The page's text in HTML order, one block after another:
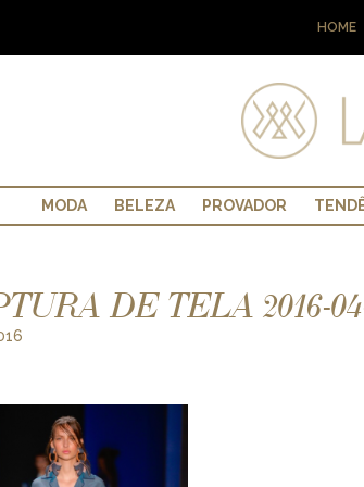
HOME
MODA BELEZA PROVADOR
DE TELA 2016-